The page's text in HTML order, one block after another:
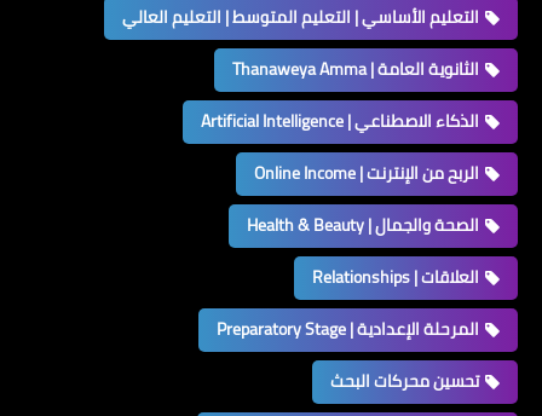
التعليم الأساسي | التعليم المتوسط | التعليم العالي
الثانوية العامة | Thanaweya Amma
الذكاء الاصطناعي | Artificial Intelligence
الربح من الإنترنت | Online Income
الصحة والجمال | Health & Beauty
العلاقات | Relationships
المرحلة الإعدادية | Preparatory Stage
تحسين محركات البحث